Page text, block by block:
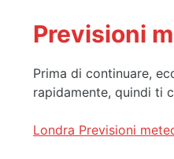
Previsioni
Prima di continuare,
rapidamente, quindi ti
Londra Previsioni